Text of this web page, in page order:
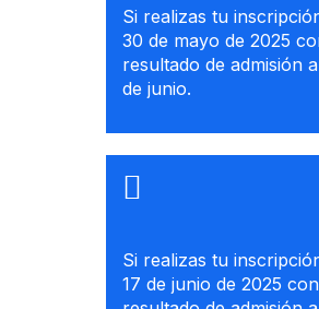
Si realizas tu
30 de mayo de 2025
resultado de admisión
de junio.
Si realizas tu
17 de junio de 2025